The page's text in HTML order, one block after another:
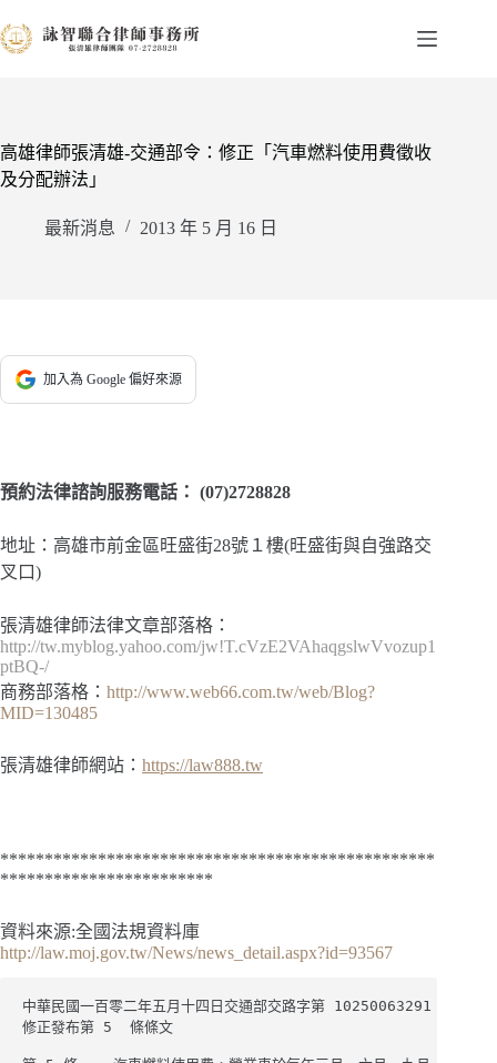
至
容
高雄律師張清雄-交通部令：修正「汽車燃料使用費徵收
及分配辦法」
最新消息 2013 年 5 月 16 日
加入為 Google 偏好來源
預約法律諮詢服務電話： (07)2728828
地址：高雄市前金區旺盛街28號１樓(旺盛街與自強路交
叉口)
張清雄律師法律文章部落格：
http://tw.myblog.yahoo.com/jw!T.cVzE2VAhaqgslwVvozup1
ptBQ-/
商務部落格： http://www.web66.com.tw/web/Blog?
MID=130485
張清雄律師網站： https://law888.tw
*************************************************
************************
資料來源:全國法規資料庫
http://law.moj.gov.tw/News/news_detail.aspx?id=93567
中華民國一百零二年五月十四日交通部交路字第 10250063291  號令
修正發布第 5  條條文